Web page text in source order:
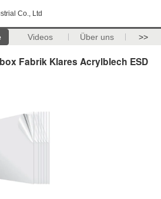
Co., Ltd
Videos Über uns >>
Fabrik Klares Acrylblech ESD